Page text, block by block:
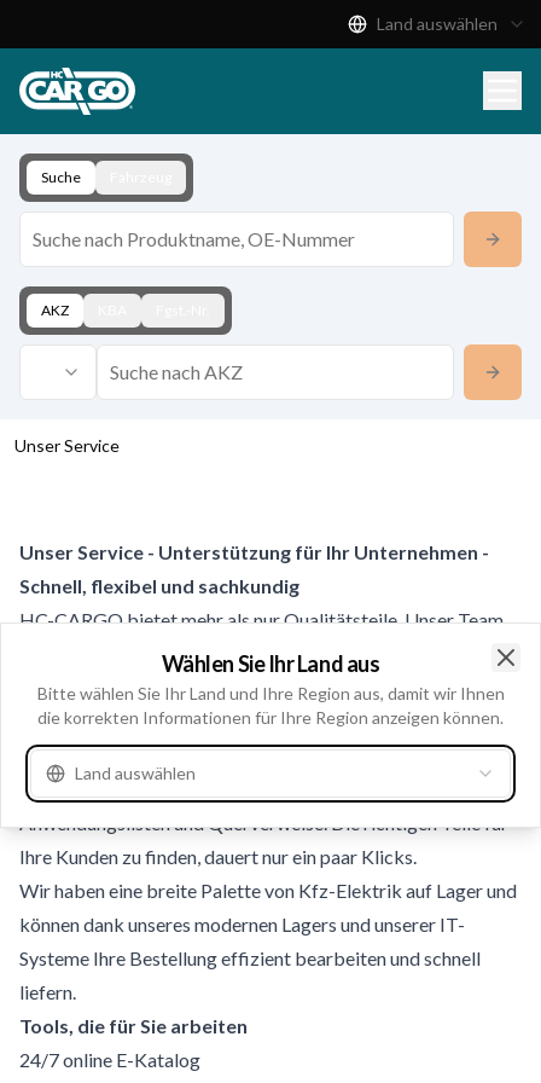
Download
Kontakt
Land auswählen
Suche
AKZ
Unser Service
Unser Service - Unterstützung für Ihr Unternehmen -
Schnell, flexibel und sachkundig
HC-CARGO bietet mehr als nur Qualitätsteile. Unser Team
ist Ihre zusätzliche Arbeitskraft - mit fachkundiger Beratung,
einfacher Bestellung und schneller Lieferung aus unserem
Zentrallager in Polen.
Der HC-CARGO Online-Katalog ist einfach zu benutzen und
bietet Ihnen alle notwendigen Produktinformationen,
Anwendungslisten und Querverweise. Die richtigen Teile für
Ihre Kunden zu finden, dauert nur ein paar Klicks.
Wir haben eine breite Palette von Kfz-Elektrik auf Lager und
können dank unseres modernen Lagers und unserer IT-
Systeme Ihre Bestellung effizient bearbeiten und schnell
liefern.
Tools, die für Sie arbeiten
24/7 online E-Katalog
Wählen Sie Ihr Land aus
Bitte wählen Sie Ihr Land und Ihre Region aus, damit wir Ihnen
die korrekten Informationen für Ihre Region anzeigen können.
Land auswählen